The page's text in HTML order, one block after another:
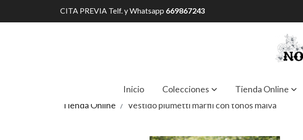
CITA PREVIA Telf. y Whatsapp 669867243
Inicio Colecciones Tienda Online
Tienda Online
Vestido plumetti marfil con tonos malva